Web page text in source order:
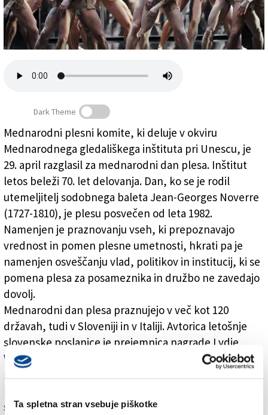
Ta spletna stran vsebuje piškotke
Založnik
Zadruga PD
»Kdor odpleše življenje, ostaja večno mlad«
Dark Theme
Mednarodni plesni komite, ki deluje v okviru
Mednarodnega gledališkega inštituta pri Unescu, je
29. april razglasil za mednarodni dan plesa. Inštitut
letos beleži 70. let delovanja. Dan, ko se je rodil
utemeljitelj sodobnega baleta Jean-Georges Noverre
(1727-1810), je plesu posvečen od leta 1982.
Namenjen je praznovanju vseh, ki prepoznavajo
vrednost in pomen plesne umetnosti, hkrati pa je
namenjen osveščanju vlad, politikov in institucij, ki se
pomena plesa za posameznika in družbo ne zavedajo
dovolj.
Mednarodni dan plesa praznujejo v več kot 120
državah, tudi v Sloveniji in v Italiji. Avtorica letošnje
slovenske poslanice je prejemnica nagrade Lydie
Wisiakove za življenjsko delo 2017 in legenda
mariborskega Baleta Ljiljana Keča. V svojem zapisu je
seže onkraj časa. Gib izgine. Korak odide. Občutek